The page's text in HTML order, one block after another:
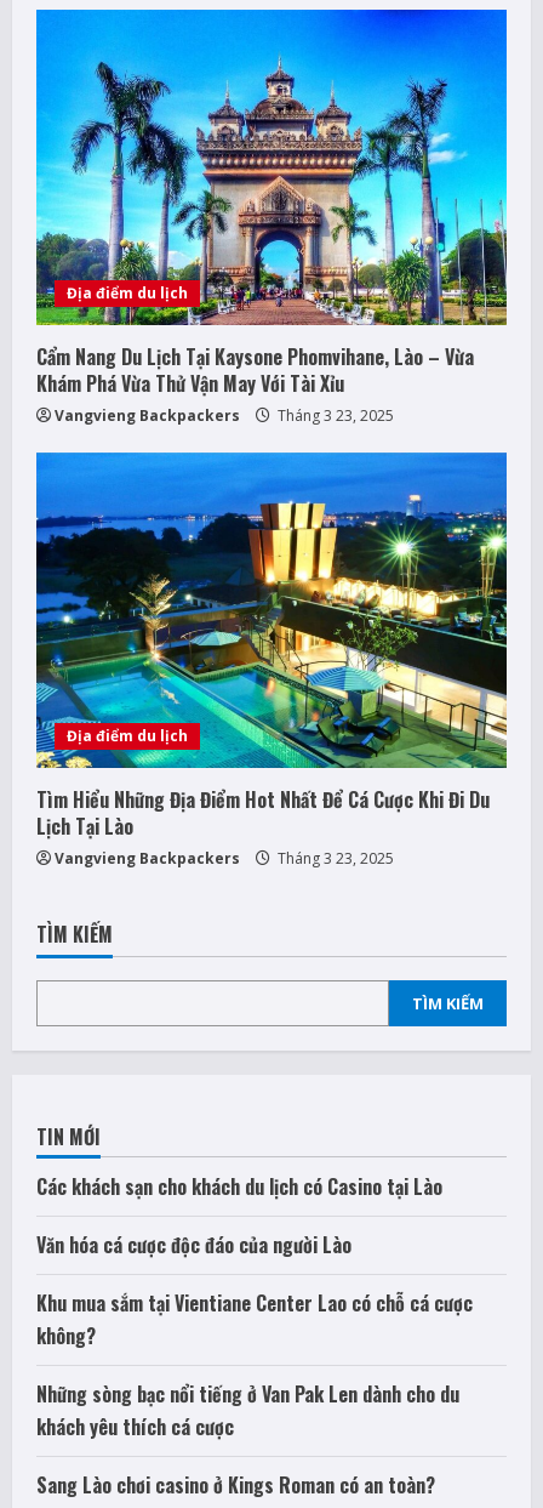
Địa điểm du lịch
Cẩm Nang Du Lịch Tại Kaysone Phomvihane, Lào – Vừa
Khám Phá Vừa Thử Vận May Với Tài Xỉu
Vangvieng Backpackers Tháng 3 23, 2025
Địa điểm du lịch
Tìm Hiểu Những Địa Điểm Hot Nhất Để Cá Cược Khi Đi Du
Lịch Tại Lào
Vangvieng Backpackers Tháng 3 23, 2025
TÌM KIẾM
TÌM KIẾM
TIN MỚI
Các khách sạn cho khách du lịch có Casino tại Lào
Văn hóa cá cược độc đáo của người Lào
Khu mua sắm tại Vientiane Center Lao có chỗ cá cược
không?
Những sòng bạc nổi tiếng ở Van Pak Len dành cho du
khách yêu thích cá cược
Sang Lào chơi casino ở Kings Roman có an toàn?